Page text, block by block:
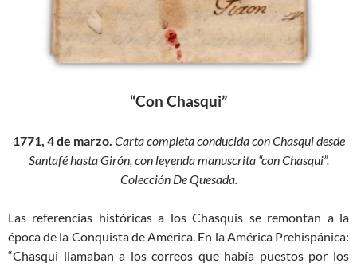
“Con Chasqui”
1771, 4 de marzo. Carta completa conducida con Chasqui desde
Santafé hasta Girón, con leyenda manuscrita “con Chasqui”.
Colección De Quesada.
Las referencias históricas a los Chasquis se remontan a la
época de la Conquista de América. En la América Prehispánica:
“Chasqui llamaban a los correos que había puestos por los